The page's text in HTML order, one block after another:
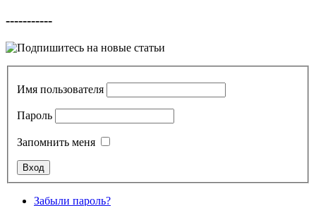
-----------
Имя пользователя
Пароль
Запомнить меня
Забыли пароль?